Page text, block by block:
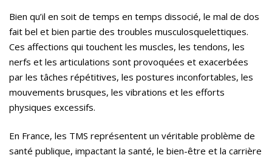
Bien qu’il en soit de temps en temps dissocié, le mal de dos
fait bel et bien partie des troubles musculosquelettiques.
Ces affections qui touchent les muscles, les tendons, les
nerfs et les articulations sont provoquées et exacerbées
par les tâches répétitives, les postures inconfortables, les
mouvements brusques, les vibrations et les efforts
physiques excessifs.
En France, les TMS représentent un véritable problème de
santé publique, impactant la santé, le bien-être et la carrière